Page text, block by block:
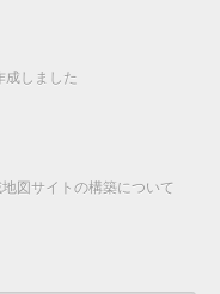
成しました
図サイトの構築について